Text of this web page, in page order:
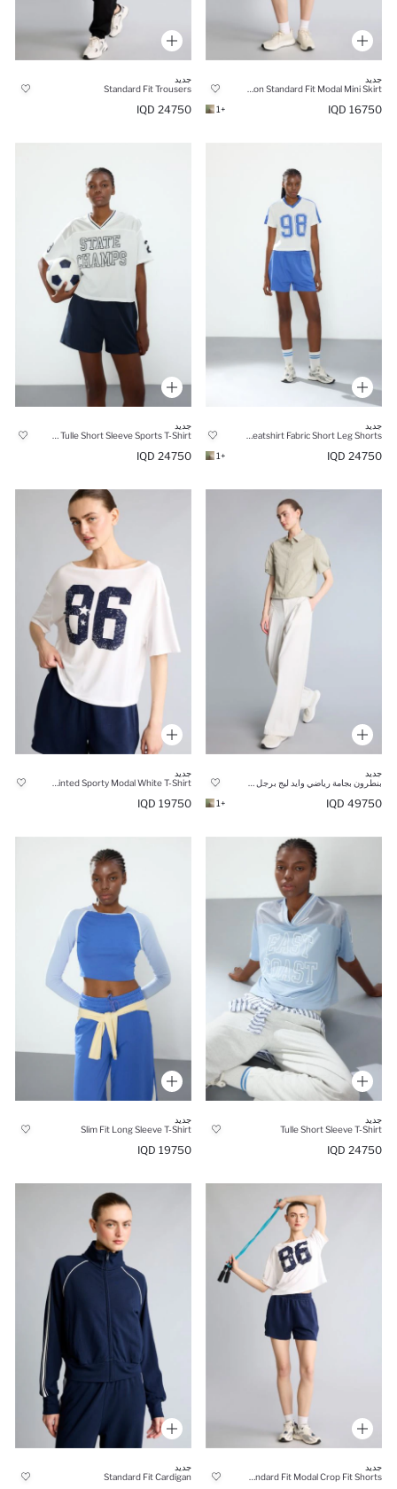
جديد
16750 IQD
+1
جديد
Standard Fit Trousers
24750 IQD
جديد
24750 IQD
+1
جديد
24750 IQD
جديد
49750 IQD
+1
جديد
19750 IQD
جديد
Tulle Short Sleeve T-Shirt
24750 IQD
جديد
Slim Fit Long Sleeve T-Shirt
19750 IQD
جديد
جديد
Standard Fit Cardigan